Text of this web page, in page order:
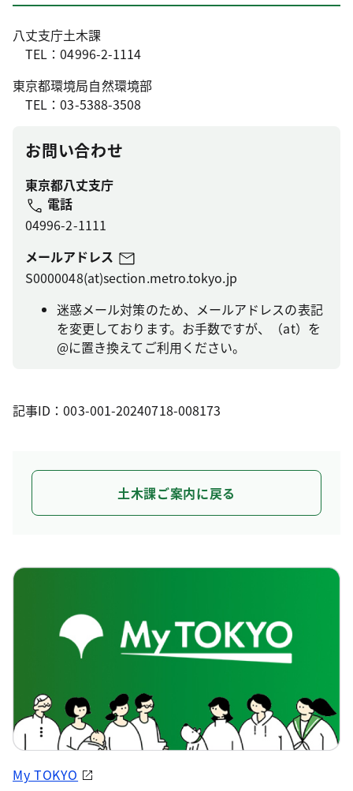
八丈支庁土木課
TEL：04996-2-1114
東京都環境局自然環境部
TEL：03-5388-3508
お問い合わせ
東京都八丈支庁
電話
04996-2-1111
メールアドレス
S0000048(at)section.metro.tokyo.jp
迷惑メール対策のため、メールアドレスの表記
を変更しております。お手数ですが、（at）を
@に置き換えてご利用ください。
記事ID：003-001-20240718-008173
土木課ご案内に戻る
My TOKYO